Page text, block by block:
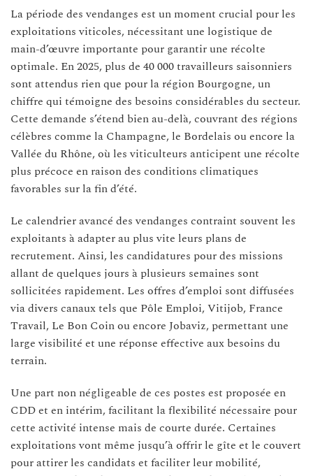
La période des vendanges est un moment crucial pour les
exploitations viticoles, nécessitant une logistique de
main-d’œuvre importante pour garantir une récolte
optimale. En 2025, plus de 40 000 travailleurs saisonniers
sont attendus rien que pour la région Bourgogne, un
chiffre qui témoigne des besoins considérables du secteur.
Cette demande s’étend bien au-delà, couvrant des régions
célèbres comme la Champagne, le Bordelais ou encore la
Vallée du Rhône, où les viticulteurs anticipent une récolte
plus précoce en raison des conditions climatiques
favorables sur la fin d’été.
Le calendrier avancé des vendanges contraint souvent les
exploitants à adapter au plus vite leurs plans de
recrutement. Ainsi, les candidatures pour des missions
allant de quelques jours à plusieurs semaines sont
sollicitées rapidement. Les offres d’emploi sont diffusées
via divers canaux tels que Pôle Emploi, Vitijob, France
Travail, Le Bon Coin ou encore Jobaviz, permettant une
large visibilité et une réponse effective aux besoins du
terrain.
Une part non négligeable de ces postes est proposée en
CDD et en intérim, facilitant la flexibilité nécessaire pour
cette activité intense mais de courte durée. Certaines
exploitations vont même jusqu’à offrir le gîte et le couvert
pour attirer les candidats et faciliter leur mobilité,